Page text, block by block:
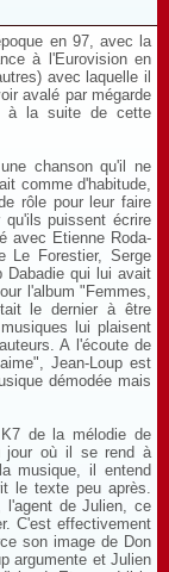
en 97, avec la
à l'Eurovision en
avec laquelle il
avalé par mégarde
à la suite de cette
chanson qu'il ne
comme d'habitude,
rôle pour leur faire
puissent écrire
avec Etienne Roda-
Le Forestier, Serge
Dabadie qui lui avait
l'album "Femmes,
le dernier à être
lui plaisent
A l'écoute de
Jean-Loup est
démodée mais
de la mélodie de
jour où il se rend à
musique, il entend
le texte peu après.
l'agent de Julien, ce
C'est effectivement
son image de Don
argumente et Julien